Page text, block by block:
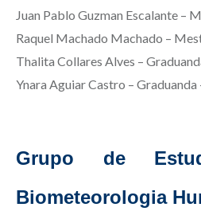
Juan Pablo Guzman Escalante –
Raquel Machado Machado –
Thalita Collares Alves –
Ynara Aguiar Castro –
Grupo de
Biometeorologia